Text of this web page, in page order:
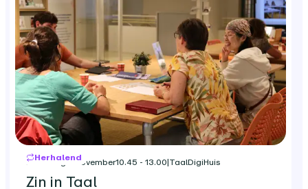
Herhalend
maandag 9 november10.45 - 13.00|TaalDigiHuis
Zin in Taal